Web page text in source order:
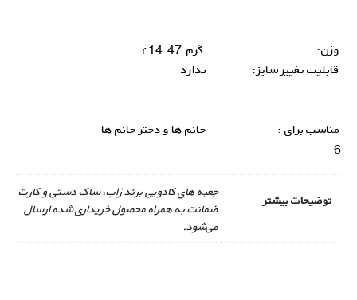
وزن:
گرم 14.47 r
قابلیت تغییر سایز:
ندارد
مناسب برای :
خانم ها و دختر خانم ها
6
توضیحات بیشتر
جعبه های کادویی برند زاب، ساک دستی و کارت
ضمانت به همراه محصول خریداری شده ارسال
می‌شود.